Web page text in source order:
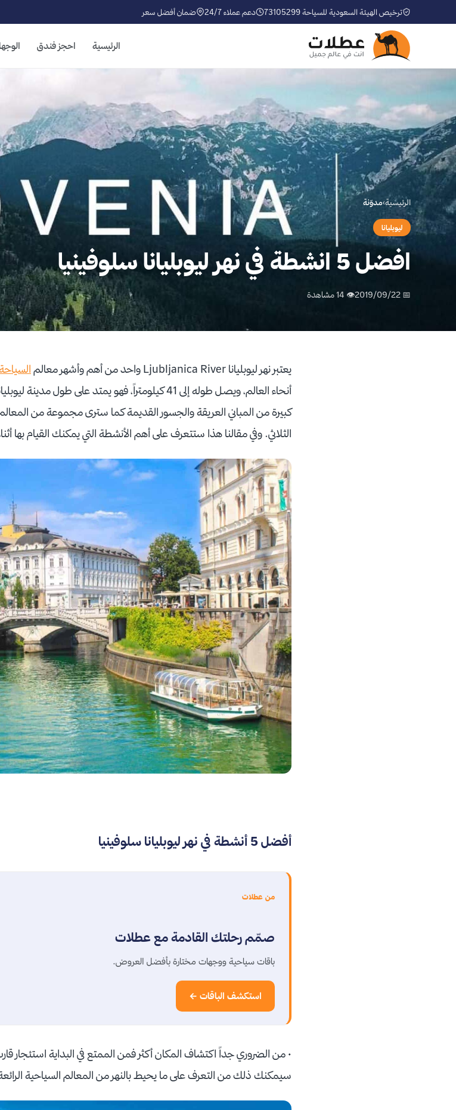
ترخيص الهيئة السعودية للسياحة 73105299 دعم عملاء 24/7 ضمان أفضل سعر
الرئيسية احجز فندق
الرئيسية›مدوّنة
ليوبليانا
افضل 5 انشطة في نهر ليوبليانا سلوفينيا
📅 2019/09/22 👁 14 مشاهدة
يعتبر نهر ليوبليانا Ljubljanica River واحد من أهم وأشهر معالم
أنحاء العالم، ويصل طوله إلى 41 كيلومتراً، فهو يمتد على
كبيرة من المباني العريقة والجسور القديمة كما سترى مجموعة من المعالم
الثلاثي. وفي مقالنا هذا ستتعرف على أهم الأنشطة التي يمكنك القيام بها
أفضل 5 أنشطة في نهر ليوبليانا سلوفينيا
من عطلات
صمّم رحلتك القادمة مع عطلات
باقات سياحية ووجهات مختارة بأفضل العروض.
استكشف الباقات ←
• من الضروري جداً اكتشاف المكان أكثر فمن الممتع في البداية استئجار
سيمكنك ذلك من التعرف على ما يحيط بالنهر من المعالم السياحية الرائعة